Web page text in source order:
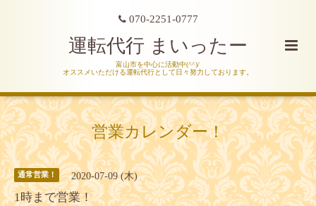
070-2251-0777
運転代行 まいったー
富山市を中心に活動中(^^)/
オススメいただける運転代行として日々努力しております。
営業カレンダー！
通常営業！ 2020-07-09 (木)
1時まで営業！